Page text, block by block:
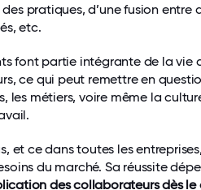
pratiques, d’une fusion entre
etc.
font partie intégrante de la vie
ce qui peut remettre en
les métiers, voire même la
et ce dans toutes les
du marché. Sa réussite
des collaborateurs dès le